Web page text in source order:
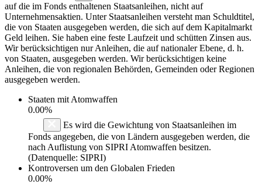
auf die im Fonds enthaltenen Staatsanleihen, nicht auf
Unternehmensaktien. Unter Staatsanleihen versteht man Schuldtitel,
die von Staaten ausgegeben werden, die sich auf dem Kapitalmarkt
Geld leihen. Sie haben eine feste Laufzeit und schütten Zinsen aus.
Wir berücksichtigen nur Anleihen, die auf nationaler Ebene, d. h.
von Staaten, ausgegeben werden. Wir berücksichtigen keine
Anleihen, die von regionalen Behörden, Gemeinden oder Regionen
ausgegeben werden.
Staaten mit Atomwaffen
0.00%
Es wird die Gewichtung von Staatsanleihen im
Fonds angegeben, die von Ländern ausgegeben werden, die
nach Auflistung von SIPRI Atomwaffen besitzen.
(Datenquelle: SIPRI)
Kontroversen um den Globalen Frieden
0.00%